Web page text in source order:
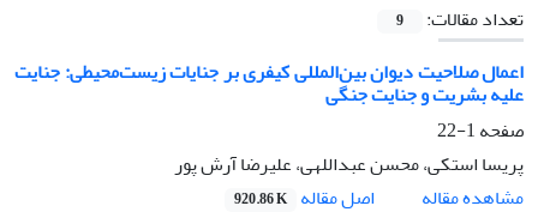
تعداد مقالات:
9
اعمال صلاحیت دیوان بین‌المللی کیفری بر جنایات زیست‌محیطی: جنایت
علیه بشریت و جنایت جنگی
صفحه1-22
پریسا استکی، محسن عبداللهی، علیرضا آرش پور
مشاهده مقاله
اصل مقاله 920.86 K